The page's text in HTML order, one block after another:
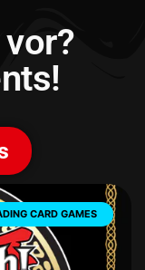
CARD GAMES